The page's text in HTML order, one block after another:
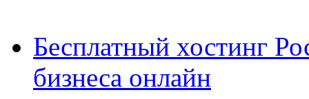
Бесплатный хостинг
бизнеса онлайн